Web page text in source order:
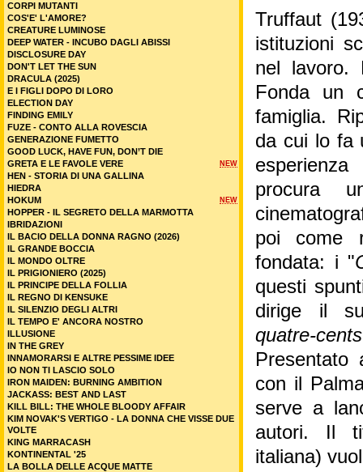
Truffaut
istituzioni
nel lavoro.
Fonda un
famiglia.
da cui lo fa
procura
poi come
fondata: i "
questi
dirige il
quatre-
con il
serve a
autori. Il
italiana)
CORPI MUTANTI
COS'E' L'AMORE?
CREATURE LUMINOSE
DEEP WATER - INCUBO DAGLI ABISSI
DISCLOSURE DAY
DON'T LET THE SUN
DRACULA (2025)
E I FIGLI DOPO DI LORO
ELECTION DAY
FINDING EMILY
FUZE - CONTO ALLA ROVESCIA
GENERAZIONE FUMETTO
GOOD LUCK, HAVE FUN, DON’T DIE
NEW
GRETA E LE FAVOLE VERE
HEN - STORIA DI UNA GALLINA
HIEDRA
NEW
HOKUM
HOPPER - IL SEGRETO DELLA MARMOTTA
IBRIDAZIONI
IL BACIO DELLA DONNA RAGNO (2026)
IL GRANDE BOCCIA
IL MONDO OLTRE
IL PRIGIONIERO (2025)
IL PRINCIPE DELLA FOLLIA
IL REGNO DI KENSUKE
IL SILENZIO DEGLI ALTRI
IL TEMPO E' ANCORA NOSTRO
ILLUSIONE
IN THE GREY
INNAMORARSI E ALTRE PESSIME IDEE
IO NON TI LASCIO SOLO
IRON MAIDEN: BURNING AMBITION
JACKASS: BEST AND LAST
KILL BILL: THE WHOLE BLOODY AFFAIR
KIM NOVAK'S VERTIGO - LA DONNA CHE VISSE DUE
VOLTE
KING MARRACASH
KONTINENTAL '25
LA BOLLA DELLE ACQUE MATTE